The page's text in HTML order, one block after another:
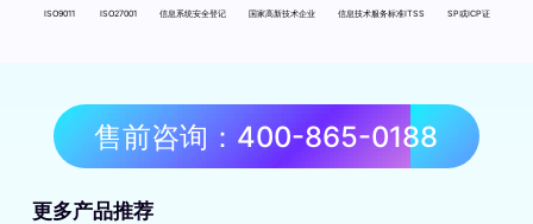
ISO9011 ISO27001 信息系统安全登记 国家高新技术企业 信息技术服务标准ITSS SP或ICP证
售前咨询：400-865-0188
更多产品推荐